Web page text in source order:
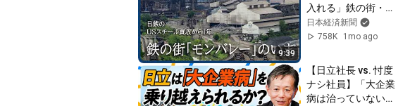
9:39
入れる」鉄の街・モ
ンバレーを歩く
日本経済新聞
758K
1mo ago
【日立社長 vs. 忖度
ナシ社員】「大企業
病は治っていない」